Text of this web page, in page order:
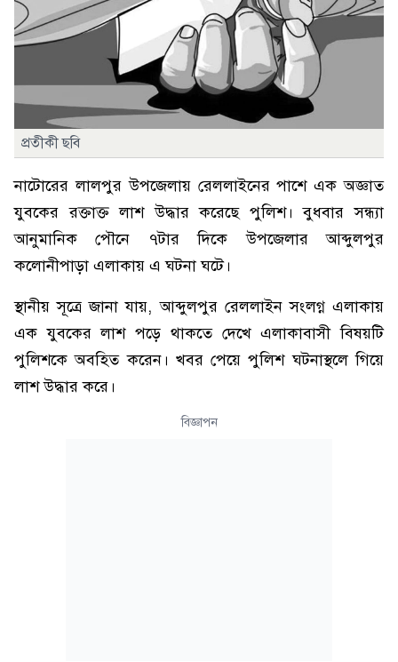
প্রতীকী ছবি
নাটোরের লালপুর উপজেলায় রেললাইনের পাশে এক অজ্ঞাত
যুবকের রক্তাক্ত লাশ উদ্ধার করেছে পুলিশ। বুধবার সন্ধ্যা
আনুমানিক পৌনে ৭টার দিকে উপজেলার আব্দুলপুর
কলোনীপাড়া এলাকায় এ ঘটনা ঘটে।
স্থানীয় সূত্রে জানা যায়, আব্দুলপুর রেললাইন সংলগ্ন এলাকায়
এক যুবকের লাশ পড়ে থাকতে দেখে এলাকাবাসী বিষয়টি
পুলিশকে অবহিত করেন। খবর পেয়ে পুলিশ ঘটনাস্থলে গিয়ে
লাশ উদ্ধার করে।
বিজ্ঞাপন